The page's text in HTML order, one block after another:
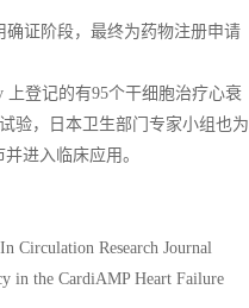
确证阶段，最终为药物注册申请
登记的有95个干细胞治疗心衰
验，日本卫生部门专家小组也为
进入临床应用。
Circulation Research Journal
in the CardiAMP Heart Failure